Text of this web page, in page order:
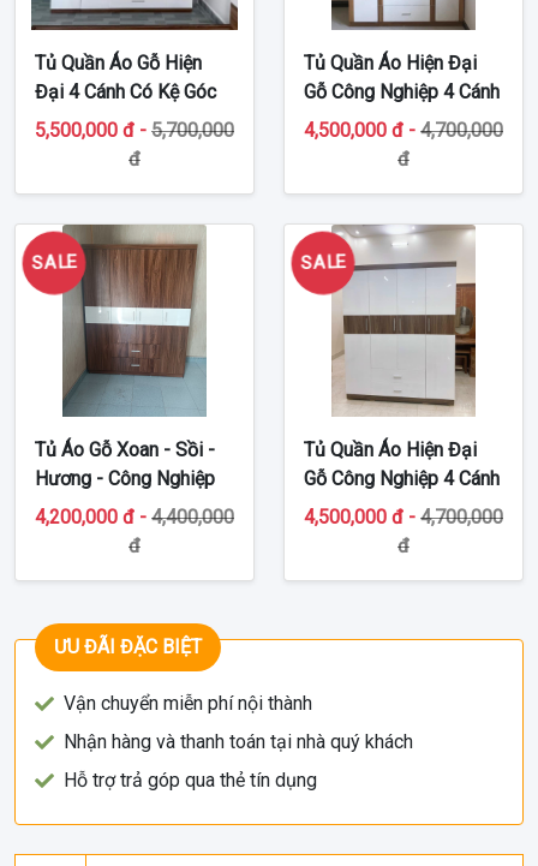
Tủ Quần Áo Gỗ Hiện
Đại 4 Cánh Có Kệ Góc
TT-MDF40
5,500,000 đ - 5,700,000
đ
Tủ Quần Áo Hiện Đại
Gỗ Công Nghiệp 4 Cánh
TT-G38
4,500,000 đ - 4,700,000
đ
SALE
Tủ Áo Gỗ Xoan - Sồi -
Hương - Công Nghiệp
TT-G35
4,200,000 đ - 4,400,000
đ
SALE
Tủ Quần Áo Hiện Đại
Gỗ Công Nghiệp 4 Cánh
MDF TT-G33
4,500,000 đ - 4,700,000
đ
ƯU ĐÃI ĐẶC BIỆT
Vận chuyển miễn phí nội thành
Nhận hàng và thanh toán tại nhà quý khách
Hỗ trợ trả góp qua thẻ tín dụng